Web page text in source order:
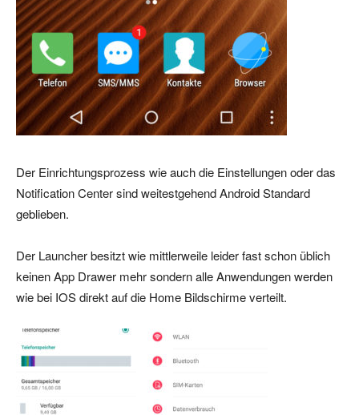
Der Einrichtungsprozess wie auch die Einstellungen oder das
Notification Center sind weitestgehend Android Standard
geblieben.
Der Launcher besitzt wie mittlerweile leider fast schon üblich
keinen App Drawer mehr sondern alle Anwendungen werden
wie bei IOS direkt auf die Home Bildschirme verteilt.